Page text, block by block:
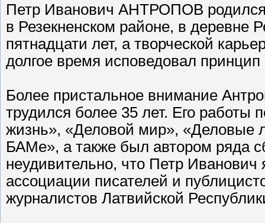
Петр Иванович АНТРОПОВ родился
в Резекненском районе, в деревне
пятнадцати лет, а творческой
долгое время исповедовал
Более пристальное внимание
трудился более 35 лет. Его работы
жизнь», «Деловой мир», «Деловые
БАМе», а также был автором ряда
неудивительно, что Петр
ассоциации писателей и
журналистов Латвийской